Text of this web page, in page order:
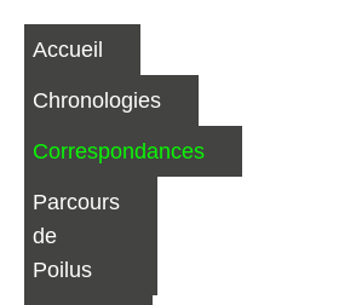
Accueil
Chronologies
Correspondances
Parcours
de
Poilus